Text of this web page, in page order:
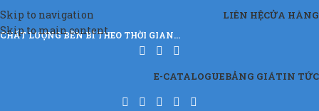
Skip to navigation
Skip to main content
LIÊN HỆCỬA HÀNG
CHẤT LƯỢNG BỀN BỈ THEO THỜI GIAN…
E-CATALOGUEBẢNG GIÁTIN TỨC